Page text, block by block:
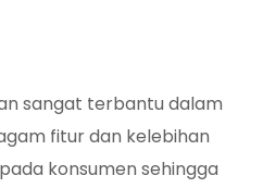
sangat terbantu dalam
fitur dan kelebihan
konsumen sehingga